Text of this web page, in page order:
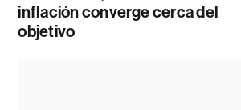
inflación converge cerca del
objetivo